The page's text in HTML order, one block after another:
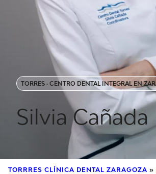
TORRES · CENTRO DENTAL INTEGRAL EN
Silvia Cañada
TORRRES CLÍNICA DENTAL ZARAGOZA »